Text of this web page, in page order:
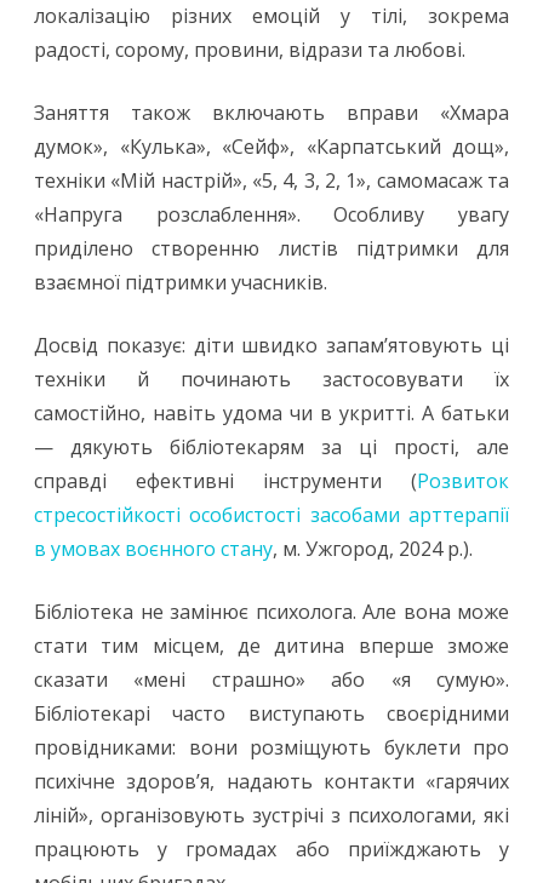
локалізацію різних емоцій у тілі, зокрема
радості, сорому, провини, відрази та любові.
Заняття також включають вправи «Хмара
думок», «Кулька», «Сейф», «Карпатський дощ»,
техніки «Мій настрій», «5, 4, 3, 2, 1», самомасаж та
«Напруга розслаблення». Особливу увагу
приділено створенню листів підтримки для
взаємної підтримки учасників.
Досвід показує: діти швидко запам’ятовують ці
техніки й починають застосовувати їх
самостійно, навіть удома чи в укритті. А батьки
— дякують бібліотекарям за ці прості, але
справді ефективні інструменти (Розвиток
стресостійкості особистості засобами арттерапії
в умовах воєнного стану, м. Ужгород, 2024 р.).
Бібліотека не замінює психолога. Але вона може
стати тим місцем, де дитина вперше зможе
сказати «мені страшно» або «я сумую».
Бібліотекарі часто виступають своєрідними
провідниками: вони розміщують буклети про
психічне здоров’я, надають контакти «гарячих
ліній», організовують зустрічі з психологами, які
працюють у громадах або приїжджають у